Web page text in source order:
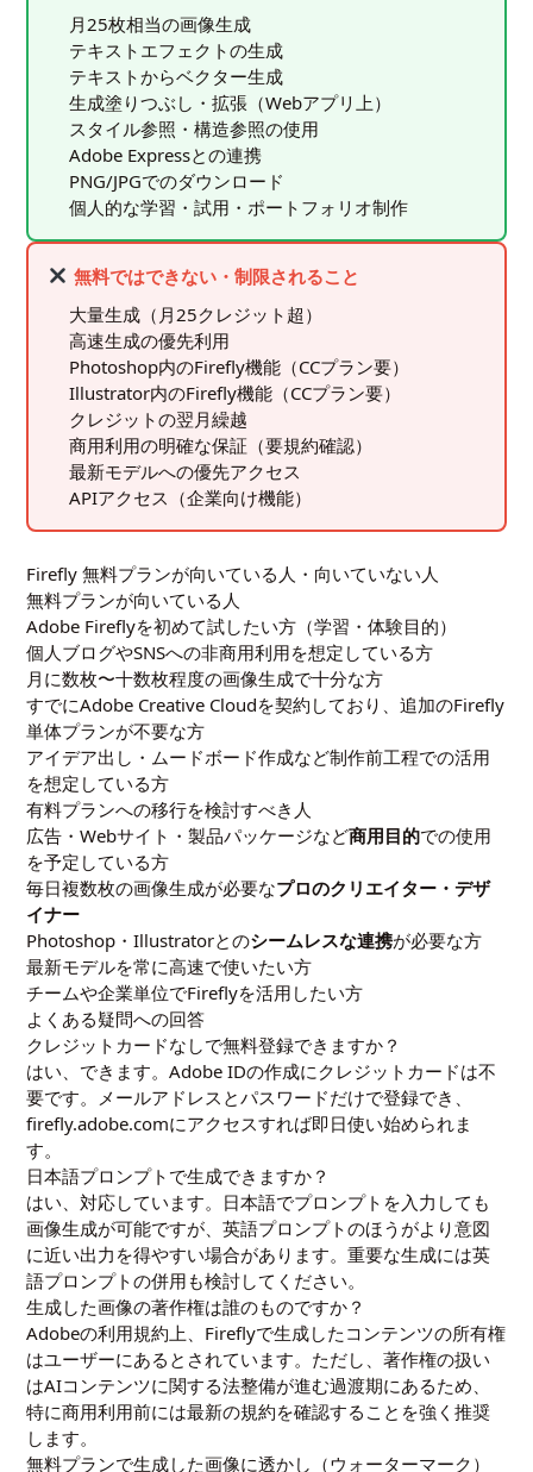
月25枚相当の画像生成
テキストエフェクトの生成
テキストからベクター生成
生成塗りつぶし・拡張（Webアプリ上）
スタイル参照・構造参照の使用
Adobe Expressとの連携
PNG/JPGでのダウンロード
個人的な学習・試用・ポートフォリオ制作
無料ではできない・制限されること
大量生成（月25クレジット超）
高速生成の優先利用
Photoshop内のFirefly機能（CCプラン要）
Illustrator内のFirefly機能（CCプラン要）
クレジットの翌月繰越
商用利用の明確な保証（要規約確認）
最新モデルへの優先アクセス
APIアクセス（企業向け機能）
Firefly 無料プランが向いている人・向いていない人
無料プランが向いている人
Adobe Fireflyを初めて試したい方（学習・体験目的）
個人ブログやSNSへの非商用利用を想定している方
月に数枚〜十数枚程度の画像生成で十分な方
すでにAdobe Creative Cloudを契約しており、追加のFirefly
単体プランが不要な方
アイデア出し・ムードボード作成など制作前工程での活用
を想定している方
有料プランへの移行を検討すべき人
広告・Webサイト・製品パッケージなど商用目的での使用
を予定している方
毎日複数枚の画像生成が必要なプロのクリエイター・デザ
イナー
Photoshop・Illustratorとのシームレスな連携が必要な方
最新モデルを常に高速で使いたい方
チームや企業単位でFireflyを活用したい方
よくある疑問への回答
クレジットカードなしで無料登録できますか？
はい、できます。Adobe IDの作成にクレジットカードは不
要です。メールアドレスとパスワードだけで登録でき、
firefly.adobe.comにアクセスすれば即日使い始められま
す。
日本語プロンプトで生成できますか？
はい、対応しています。日本語でプロンプトを入力しても
画像生成が可能ですが、英語プロンプトのほうがより意図
に近い出力を得やすい場合があります。重要な生成には英
語プロンプトの併用も検討してください。
生成した画像の著作権は誰のものですか？
Adobeの利用規約上、Fireflyで生成したコンテンツの所有権
はユーザーにあるとされています。ただし、著作権の扱い
はAIコンテンツに関する法整備が進む過渡期にあるため、
特に商用利用前には最新の規約を確認することを強く推奨
します。
無料プランで生成した画像に透かし（ウォーターマーク）